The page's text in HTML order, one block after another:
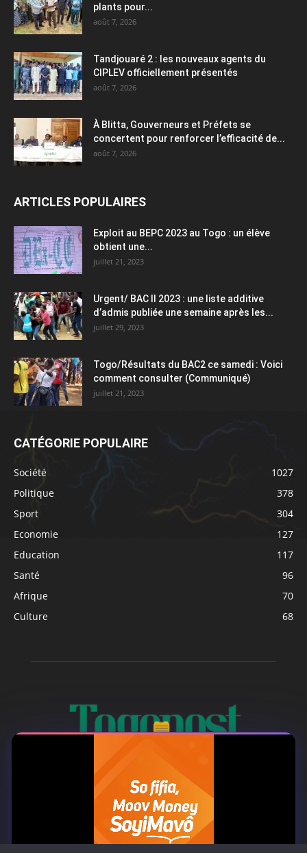
plants pour...
août 7, 2026
Tandjouaré 2 : les nouveaux agents du
CIPLEV officiellement présentés
août 7, 2026
À Blitta, Gouverneurs et Préfets se
concertent pour renforcer l’efficacité de...
août 7, 2026
ARTICLES POPULAIRES
Exploit au BEPC 2023 au Togo : un élève
obtient une...
juillet 21, 2023
Urgent/ BAC II 2023 : une liste additive
d’admis publiée une semaine après les...
juillet 29, 2023
Togo/Résultats du BAC2 ce samedi : Voici
comment consulter (Communiqué)
juillet 21, 2023
CATÉGORIE POPULAIRE
Société
1027
Politique
378
Sport
304
Economie
127
Education
117
Santé
96
Afrique
70
Culture
68
À PROPOS
Togo Post est un site d'information en ligne ...